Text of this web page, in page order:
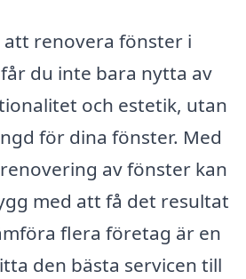
att renovera fönster i
du inte bara nytta av
och estetik, utan
för dina fönster. Med
av fönster kan
med att få det resultat
flera företag är en
den bästa servicen till